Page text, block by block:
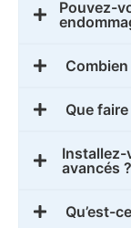
Pouvez-
Que
Installez-
avancés ?
Qu’est-